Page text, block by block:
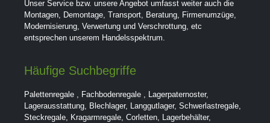
Unser Service bzw. unsere Angebot umfasst weiter auch die
Montagen, Demontage, Transport, Beratung, Firmenumzüge,
Modernisierung, Verwertung und Verschrottung, etc
entsprechen unserem Handelsspektrum.
Häufige Suchbegriffe
Palettenregale Fachbodenregale Lagerpaternoster,
Lagerausstattung
Blechlager, Langgutlager, Schwerlastregale
Steckregale
Kragarmregale Corletten Lagerbehälter,